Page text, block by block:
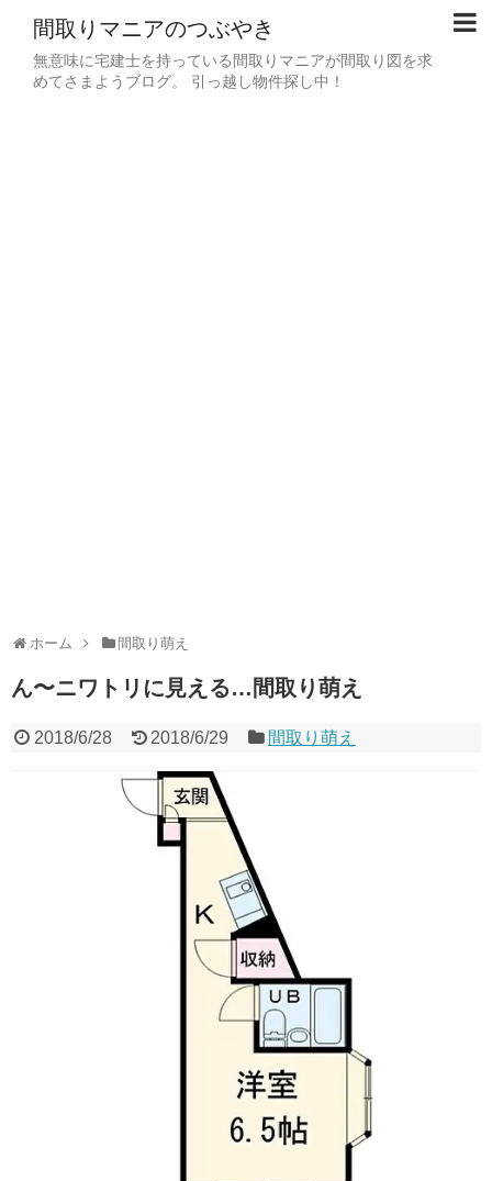
間取りマニアのつぶやき
無意味に宅建士を持っている間取りマニアが間取り図を求
めてさまようブログ。 引っ越し物件探し中！
ホーム 間取り萌え
ん〜ニワトリに見える…間取り萌え
2018/6/28 2018/6/29 間取り萌え